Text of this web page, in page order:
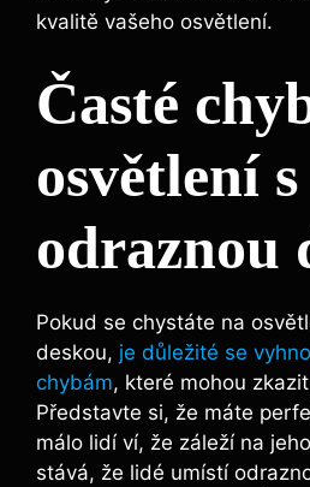
kvalitě vašeho osvětlení.
Časté
osvětlení s
odraznou
Pokud se chystáte na
deskou, je důležité se
chybám, které mohou
Představte‌ si, že máte
málo lidí ví, ⁣že záleží‍ na
stává, že lidé umístí